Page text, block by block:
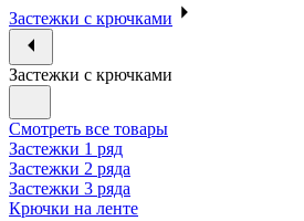
Застежки с крючками
Застежки с крючками
Смотреть все товары
Застежки 1 ряд
Застежки 2 ряда
Застежки 3 ряда
Крючки на ленте